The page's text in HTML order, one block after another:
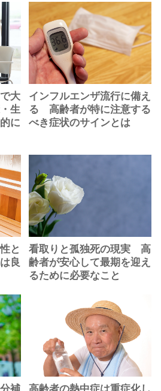
大
生
に
インフルエンザ流行に備え
る 高齢者が特に注意する
べき症状のサインとは
と
良
看取りと孤独死の現実 高
齢者が安心して最期を迎え
るために必要なこと
補 高齢者の熱中症は重症化し